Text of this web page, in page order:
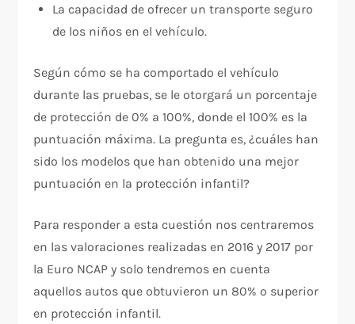
La capacidad de ofrecer un transporte seguro
de los niños en el vehículo.
Según cómo se ha comportado el vehículo
durante las pruebas, se le otorgará un porcentaje
de protección de 0% a 100%, donde el 100% es la
puntuación máxima. La pregunta es, ¿cuáles han
sido los modelos que han obtenido una mejor
puntuación en la protección infantil?
Para responder a esta cuestión nos centraremos
en las valoraciones realizadas en 2016 y 2017 por
la Euro NCAP y solo tendremos en cuenta
aquellos autos que obtuvieron un 80% o superior
en protección infantil.